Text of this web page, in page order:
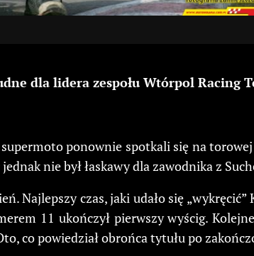
dla lidera zespołu Wtórpol Racing
ponownie spotkali się na
nie był łaskawy dla zawodnika z
Najlepszy czas, jaki udało się
11 ukończył pierwszy wyścig.
co powiedział obrońca tytułu po